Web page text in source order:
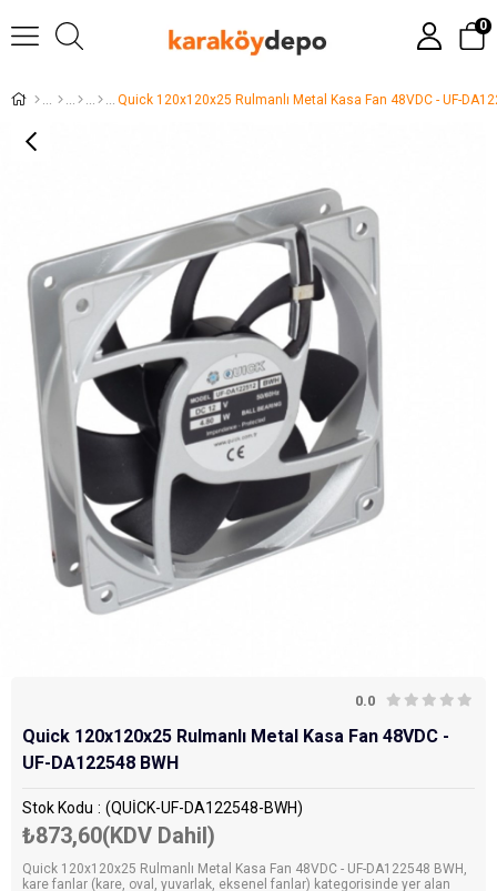
0
Quick 120x120x25 Rulmanlı Metal Kasa Fan 48VDC - UF-
0.0
Quick 120x120x25 Rulmanlı Metal Kasa Fan 48VDC -
UF-DA122548 BWH
Stok Kodu (QUİCK-UF-DA122548-BWH)
₺873,60(KDV Dahil)
Quick 120x120x25 Rulmanlı Metal Kasa Fan 48VDC - UF-DA122548 BWH,
kare fanlar (kare, oval, yuvarlak, eksenel fanlar) kategorisinde yer alan